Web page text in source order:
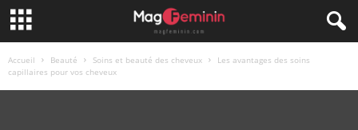
Accueil Beauté Soins et beauté des cheveux
Les avantages des soins
capillaires pour vos cheveux